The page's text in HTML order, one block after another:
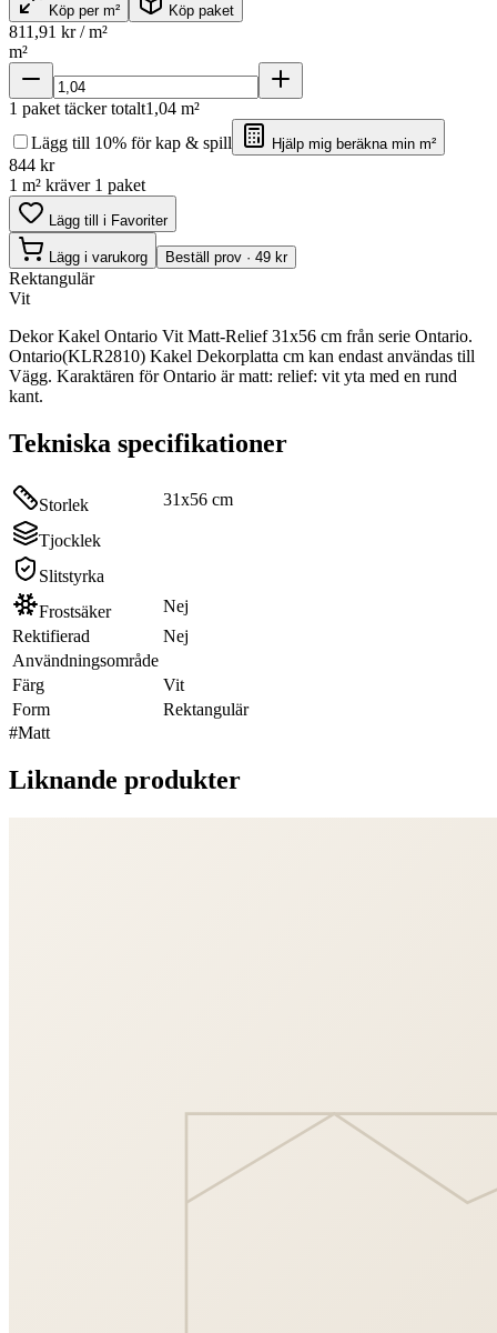
Köp per m² Köp paket
811,91 kr / m²
m²
1 paket täcker totalt1,04 m²
Lägg till 10% för kap & spill
Hjälp mig beräkna min m²
844 kr
1 m² kräver 1 paket
Lägg till i Favoriter
Lägg i varukorg Beställ prov · 49 kr
Rektangulär
Vit
Dekor Kakel Ontario Vit Matt-Relief 31x56 cm från serie Ontario.
Ontario(KLR2810) Kakel Dekorplatta cm kan endast användas till
Vägg. Karaktären för Ontario är matt: relief: vit yta med en rund
kant.
Tekniska specifikationer
Storlek 31x56 cm
Tjocklek
Slitstyrka
Frostsäker
Nej
Rektifierad
Nej
Användningsområde
Färg
Vit
Form
Rektangulär
#Matt
Liknande produkter